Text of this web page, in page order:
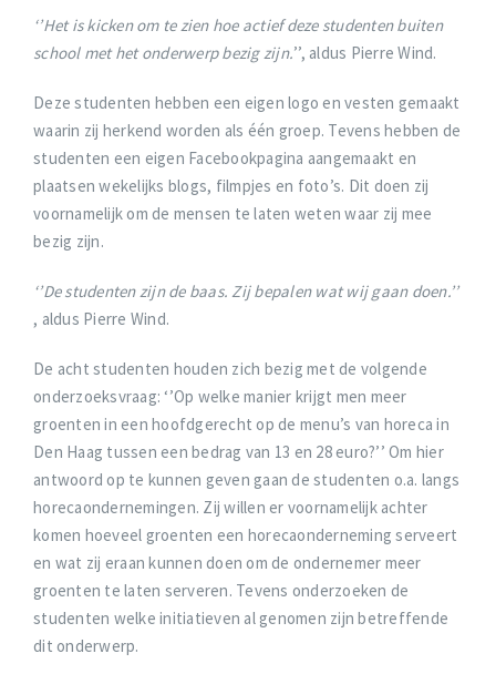
‘’Het is kicken om te zien hoe actief deze studenten buiten
school met het onderwerp bezig zijn.’’, aldus Pierre Wind.
Deze studenten hebben een eigen logo en vesten gemaakt
waarin zij herkend worden als één groep. Tevens hebben de
studenten een eigen Facebookpagina aangemaakt en
plaatsen wekelijks blogs, filmpjes en foto’s. Dit doen zij
voornamelijk om de mensen te laten weten waar zij mee
bezig zijn.
‘’De studenten zijn de baas. Zij bepalen wat wij gaan doen.’’
, aldus Pierre Wind.
De acht studenten houden zich bezig met de volgende
onderzoeksvraag: ‘’Op welke manier krijgt men meer
groenten in een hoofdgerecht op de menu’s van horeca in
Den Haag tussen een bedrag van 13 en 28 euro?’’ Om hier
antwoord op te kunnen geven gaan de studenten o.a. langs
horecaondernemingen. Zij willen er voornamelijk achter
komen hoeveel groenten een horecaonderneming serveert
en wat zij eraan kunnen doen om de ondernemer meer
groenten te laten serveren. Tevens onderzoeken de
studenten welke initiatieven al genomen zijn betreffende
dit onderwerp.